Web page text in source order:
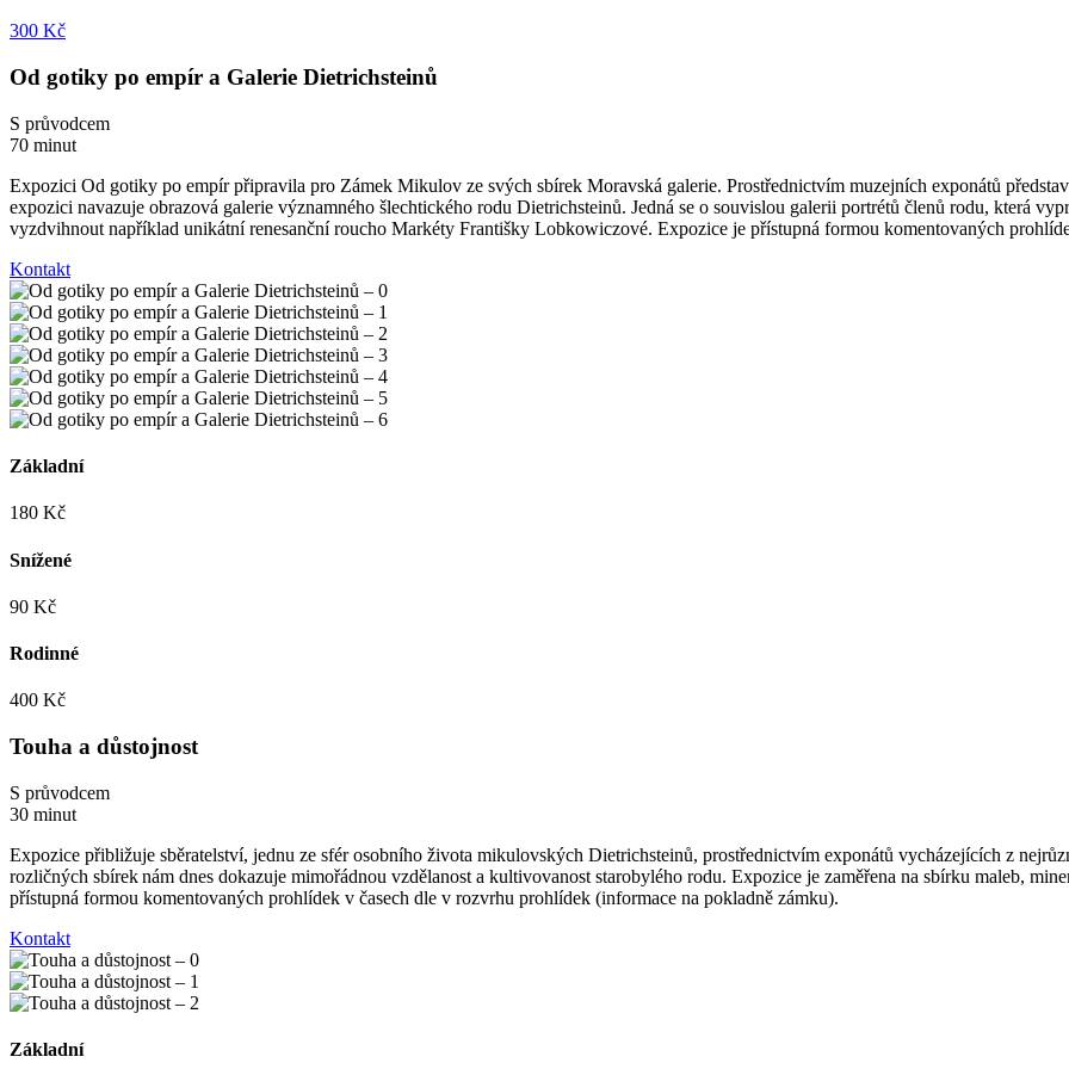
300 Kč
Od gotiky po empír a Galerie Dietrichsteinů
S průvodcem
70 minut
Expozici Od gotiky po empír připravila pro Zámek Mikulov ze svých sbírek Moravská galerie. Prostřednictvím muzejních exponátů
expozici navazuje obrazová galerie významného šlechtického rodu Dietrichsteinů. Jedná se o souvislou galerii portrétů členů rodu, která
vyzdvihnout například unikátní renesanční roucho Markéty Františky Lobkowiczové. Expozice je přístupná formou komentovaných
Kontakt
Základní
180 Kč
Snížené
90 Kč
Rodinné
400 Kč
Touha a důstojnost
S průvodcem
30 minut
Expozice přibližuje sběratelství, jednu ze sfér osobního života mikulovských Dietrichsteinů, prostřednictvím exponátů vycházejících z
rozličných sbírek nám dnes dokazuje mimořádnou vzdělanost a kultivovanost starobylého rodu. Expozice je zaměřena na sbírku maleb,
přístupná formou komentovaných prohlídek v časech dle v rozvrhu prohlídek (informace na pokladně zámku).
Kontakt
Základní